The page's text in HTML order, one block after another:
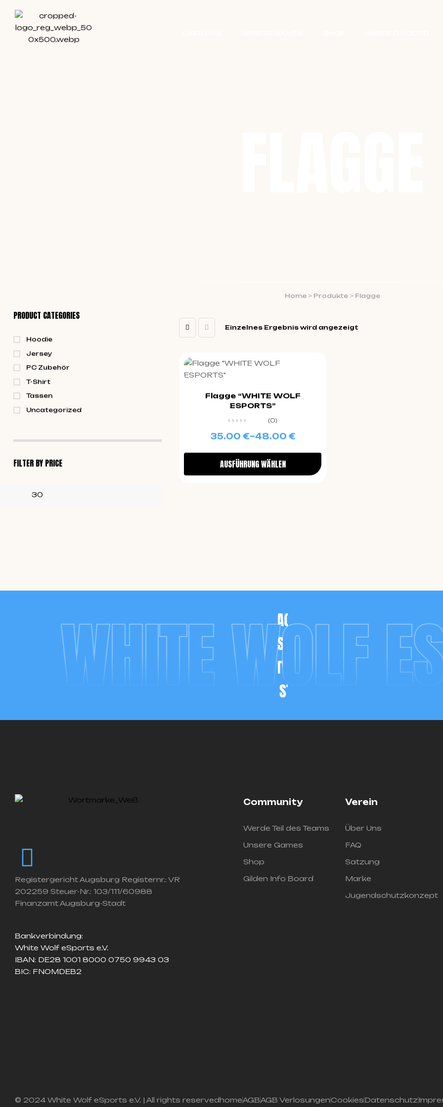
Home> Produkte> Flagge
Einzelnes Ergebnis wird angezeigt
Flagge “WHITE WOLF
ESPORTS”
(0)
35.00 €–48.00 €
AUSFÜHRUNG WÄHLEN
PRODUCT CATEGORIES
Hoodie
Jersey
PC Zubehör
T-Shirt
Tassen
Uncategorized
FILTER BY PRICE
WHITE WOLF
Registergericht Augsburg Registernr.: VR
202259 Steuer-Nr.: 103/111/60988
Finanzamt Augsburg-Stadt
Bankverbindung:
White Wolf eSports e.V.
IBAN: DE28 1001 8000 0750 9943 03
BIC: FNOMDEB2
Community
Werde Teil des Teams
Unsere Games
Shop
Gilden Info Board
Verein
Über Uns
FAQ
Satzung
Marke
Jugendschutzkonzept
© 2024 White Wolf eSports e.V. | All rights reservedhomeAGBAGB VerlosungenCookiesDatenschutz